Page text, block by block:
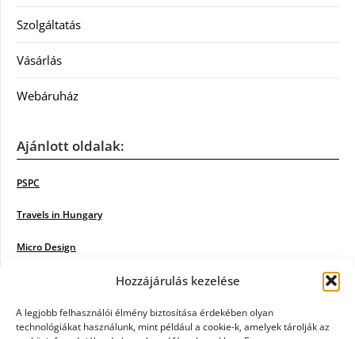
Hozzájárulás kezelése
A legjobb felhasználói élmény biztosítása érdekében olyan
technológiákat használunk, mint például a cookie-k, amelyek tárolják az
Szolgáltatás
Vásárlás
Webáruház
Ajánlott oldalak:
PSPC
Travels in Hungary
Micro Design
Poiwiki